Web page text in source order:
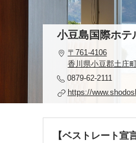
小豆島国際ホテ
〒761-4106
香川県小豆郡土庄
0879-62-2111
https://
【ベストレート宣